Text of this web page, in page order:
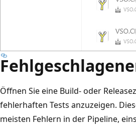
Öffnen Sie eine Build- oder
fehlerhaften Tests anzuzeigen.
meisten Fehlern in der Pipeline,